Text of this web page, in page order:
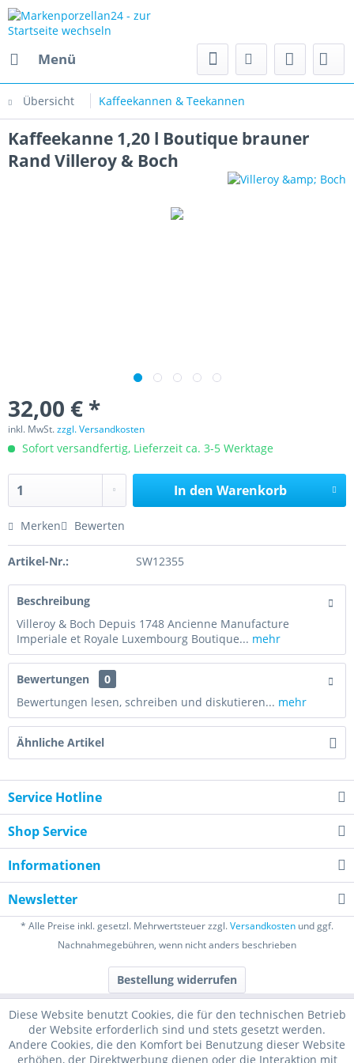
Menü
Übersicht Kaffeekannen & Teekannen
Kaffeekanne 1,20 l Boutique brauner
Rand Villeroy & Boch
32,00 € *
inkl. MwSt.zzgl. Versandkosten
Sofort versandfertig, Lieferzeit ca. 3-5 Werktage
In den Warenkorb
Merken Bewerten
Artikel-Nr.: SW12355
Beschreibung
Villeroy & Boch Depuis 1748 Ancienne Manufacture
Imperiale et Royale Luxembourg Boutique... mehr
Bewertungen
0
Bewertungen lesen, schreiben und diskutieren... mehr
Ähnliche Artikel
Service Hotline
Shop Service
Informationen
Newsletter
* Alle Preise inkl. gesetzl. Mehrwertsteuer zzgl.Versandkosten und ggf.
Nachnahmegebühren, wenn nicht anders beschrieben
Bestellung widerrufen
Diese Website benutzt Cookies, die für den technischen Betrieb
der Website erforderlich sind und stets gesetzt werden.
Andere Cookies, die den Komfort bei Benutzung dieser Website
erhöhen, der Direktwerbung dienen oder die Interaktion mit